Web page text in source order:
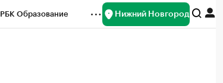
РБК Образование Нижний Новгород